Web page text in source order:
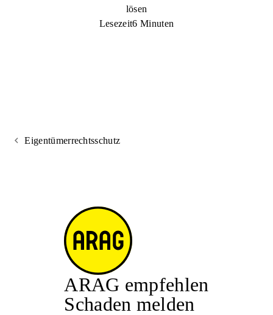
lösen
Lesezeit6 Minuten
Eigentümerrechtsschutz
ARAG empfehlen
Schaden melden